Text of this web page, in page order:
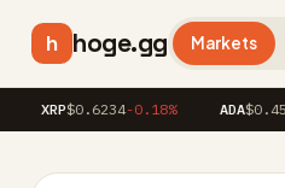
h hoge.gg Markets
$0.6234-0.18% ADA $0.4521